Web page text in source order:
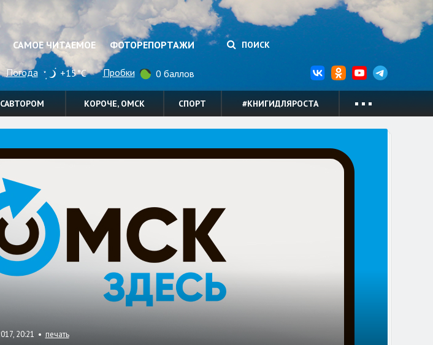
САМОЕ ЧИТАЕМОЕ ФОТОРЕПОРТАЖИ ПОИСК
Погода +15°C Пробки 0 баллов
КОРОЧЕ, ОМСК СПОРТ #КНИГИДЛЯРОСТА
20:21 • печать